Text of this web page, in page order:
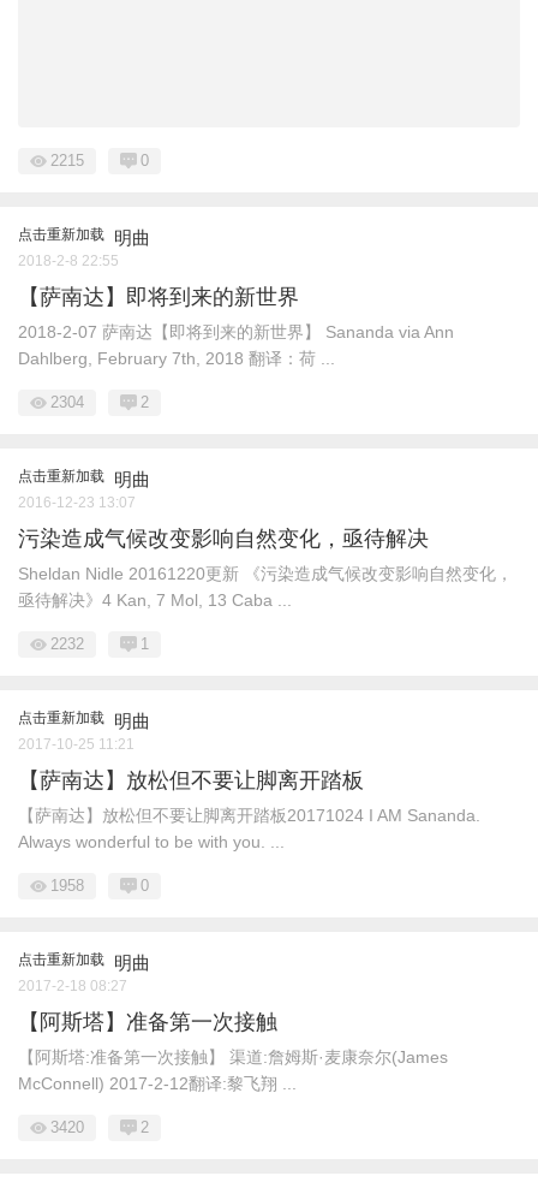
2215 0
点击重新加载 明曲
2018-2-8 22:55
【萨南达】即将到来的新世界
2018-2-07 萨南达【即将到来的新世界】 Sananda via Ann
Dahlberg, February 7th, 2018 翻译：荷 ...
2304 2
点击重新加载 明曲
2016-12-23 13:07
污染造成气候改变影响自然变化，亟待解决
Sheldan Nidle 20161220更新 《污染造成气候改变影响自然变化，
亟待解决》4 Kan, 7 Mol, 13 Caba ...
2232 1
点击重新加载 明曲
2017-10-25 11:21
【萨南达】放松但不要让脚离开踏板
【萨南达】放松但不要让脚离开踏板20171024 I AM Sananda.
Always wonderful to be with you. ...
1958 0
点击重新加载 明曲
2017-2-18 08:27
【阿斯塔】准备第一次接触
【阿斯塔:准备第一次接触】 渠道:詹姆斯·麦康奈尔(James
McConnell) 2017-2-12翻译:黎飞翔 ...
3420 2